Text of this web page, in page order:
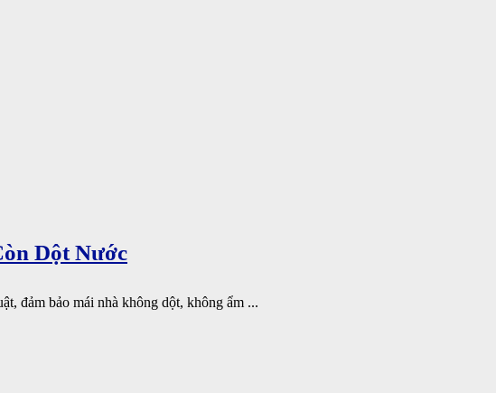
Dột Nước
đảm bảo mái nhà không dột, không ẩm ...